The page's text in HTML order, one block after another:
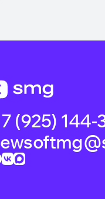
(925) 144-